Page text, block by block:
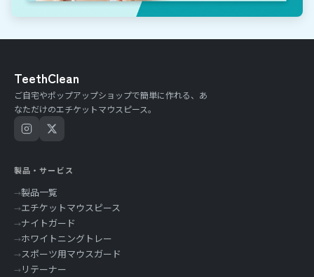
TeethClean
ご自宅やポップアップショップで簡単に作れる、あ
なただけのエチケットマウスピース。
製品・サービス
製品一覧
エチケットマウスピース
ナイトガード
ホワイトニングトレー
スポーツ用マウスガード
リテーナー